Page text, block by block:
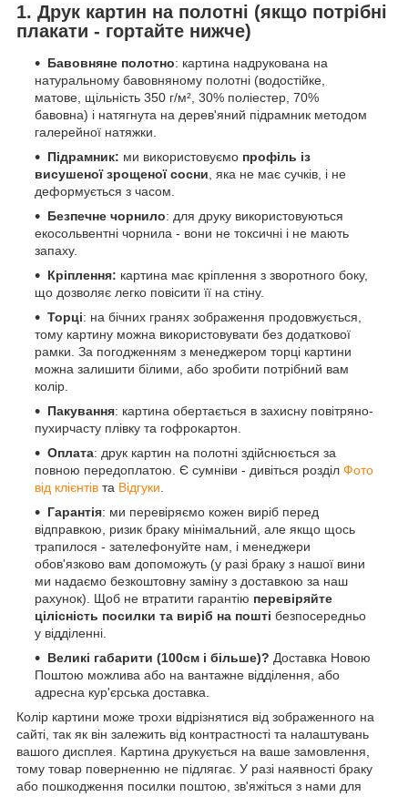
1. Друк картин на полотні (якщо потрібні
плакати - гортайте нижче)
Бавовняне полотно: картина надрукована на
натуральному бавовняному полотні (водостійке,
матове, щільність 350 г/м², 30% поліестер, 70%
бавовна) і натягнута на дерев'яний підрамник методом
галерейної натяжки.
Підрамник: ми використовуємо профіль із
висушеної зрощеної сосни, яка не має сучків, і не
деформується з часом.
Безпечне чорнило: для друку використовуються
екосольвентні чорнила - вони не токсичні і не мають
запаху.
Кріплення: картина має кріплення з зворотного боку,
що дозволяє легко повісити її на стіну.
Торці: на бічних гранях зображення продовжується,
тому картину можна використовувати без додаткової
рамки. За погодженням з менеджером торці картини
можна залишити білими, або зробити потрібний вам
колір.
Пакування: картина обертається в захисну повітряно-
пухирчасту плівку та гофрокартон.
Оплата: друк картин на полотні здійснюється за
повною передоплатою. Є сумніви - дивіться розділ Фото
від клієнтів та Відгуки.
Гарантія: ми перевіряємо кожен виріб перед
відправкою, ризик браку мінімальний, але якщо щось
трапилося - зателефонуйте нам, і менеджери
обов'язково вам допоможуть (у разі браку з нашої вини
ми надаємо безкоштовну заміну з доставкою за наш
рахунок). Щоб не втратити гарантію перевіряйте
цілісність посилки та виріб на пошті безпосередньо
у відділенні.
Великі габарити (100см і більше)? Доставка Новою
Поштою можлива або на вантажне відділення, або
адресна кур'єрська доставка.
Колір картини може трохи відрізнятися від зображенного на
сайті, так як він залежить від контрастності та налаштувань
вашого дисплея. Картина друкується на ваше замовлення,
тому товар поверненню не підлягає. У разі наявності браку
або пошкодження посилки поштою, зв'яжіться з нами для